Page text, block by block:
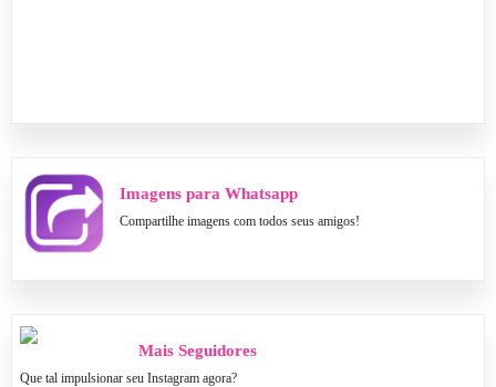
Imagens para Whatsapp
Compartilhe imagens com todos seus amigos!
Mais Seguidores
Que tal impulsionar seu Instagram agora?